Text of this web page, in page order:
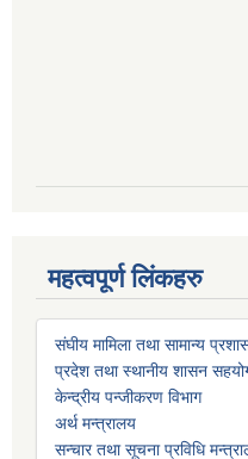
महत्वपूर्ण लिंकहरु
संघीय मामिला तथा सामान्य
प्रदेश तथा स्थानीय शासन
केन्द्रीय पन्जीकरण विभाग
अर्थ मन्त्रालय
सन्चार तथा सूचना प्रविधि